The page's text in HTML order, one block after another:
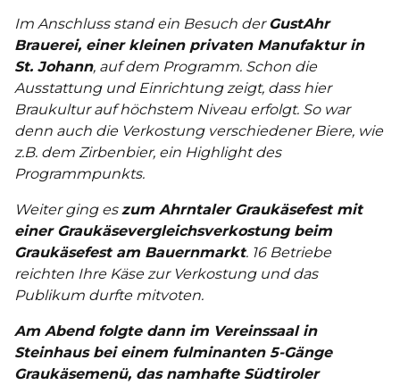
Im Anschluss stand ein Besuch derGustAhr
Brauerei, einer kleinen privaten Manufaktur in
St. Johann, auf dem Programm. Schon die
Ausstattung und Einrichtung zeigt, dass hier
Braukultur auf höchstem Niveau erfolgt. So war
denn auch die Verkostung verschiedener Biere, wie
z.B. dem Zirbenbier, ein Highlight des
Programmpunkts.
Weiter ging es zum Ahrntaler Graukäsefest mit
einer Graukäsevergleichsverkostung beim
Graukäsefest am Bauernmarkt. 16 Betriebe
reichten Ihre Käse zur Verkostung und das
Publikum durfte mitvoten.
Am Abend folgte dann im Vereinssaal in
Steinhaus bei einem fulminanten 5-Gänge
Graukäsemenü, das namhafte Südtiroler